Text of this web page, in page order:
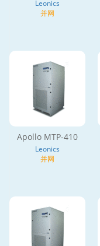
Leonics
并网
Apollo MTP-410
Leonics
并网